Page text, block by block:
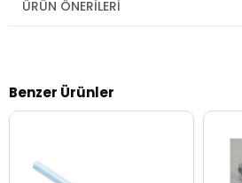
ÜRÜN ÖNERILERI
Benzer Ürünler